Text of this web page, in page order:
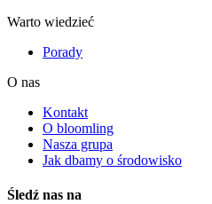
Warto wiedzieć
Porady
O nas
Kontakt
O bloomling
Nasza grupa
Jak dbamy o środowisko
Śledź nas na